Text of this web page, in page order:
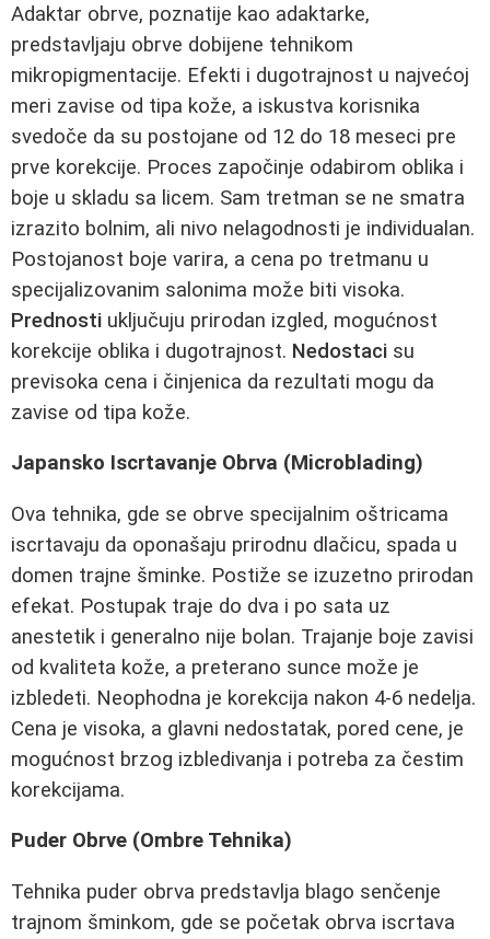
Adaktar obrve, poznatije kao adaktarke,
predstavljaju obrve dobijene tehnikom
mikropigmentacije. Efekti i dugotrajnost u najvećoj
meri zavise od tipa kože, a iskustva korisnika
svedoče da su postojane od 12 do 18 meseci pre
prve korekcije. Proces započinje odabirom oblika i
boje u skladu sa licem. Sam tretman se ne smatra
izrazito bolnim, ali nivo nelagodnosti je individualan.
Postojanost boje varira, a cena po tretmanu u
specijalizovanim salonima može biti visoka.
Prednosti uključuju prirodan izgled, mogućnost
korekcije oblika i dugotrajnost. Nedostaci su
previsoka cena i činjenica da rezultati mogu da
zavise od tipa kože.
Japansko Iscrtavanje Obrva (Microblading)
Ova tehnika, gde se obrve specijalnim oštricama
iscrtavaju da oponašaju prirodnu dlačicu, spada u
domen trajne šminke. Postiže se izuzetno prirodan
efekat. Postupak traje do dva i po sata uz
anestetik i generalno nije bolan. Trajanje boje zavisi
od kvaliteta kože, a preterano sunce može je
izbledeti. Neophodna je korekcija nakon 4-6 nedelja.
Cena je visoka, a glavni nedostatak, pored cene, je
mogućnost brzog izbledivanja i potreba za čestim
korekcijama.
Puder Obrve (Ombre Tehnika)
Tehnika puder obrva predstavlja blago senčenje
trajnom šminkom, gde se početak obrva iscrtava